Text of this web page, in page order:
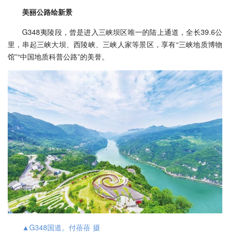
美丽公路绘新景
G348夷陵段，曾是进入三峡坝区唯一的陆上通道，全长39.6公
里，串起三峡大坝、西陵峡、三峡人家等景区，享有“三峡地质博物
馆”“中国地质科普公路”的美誉。
▲G348国道。付蓓蓓 摄